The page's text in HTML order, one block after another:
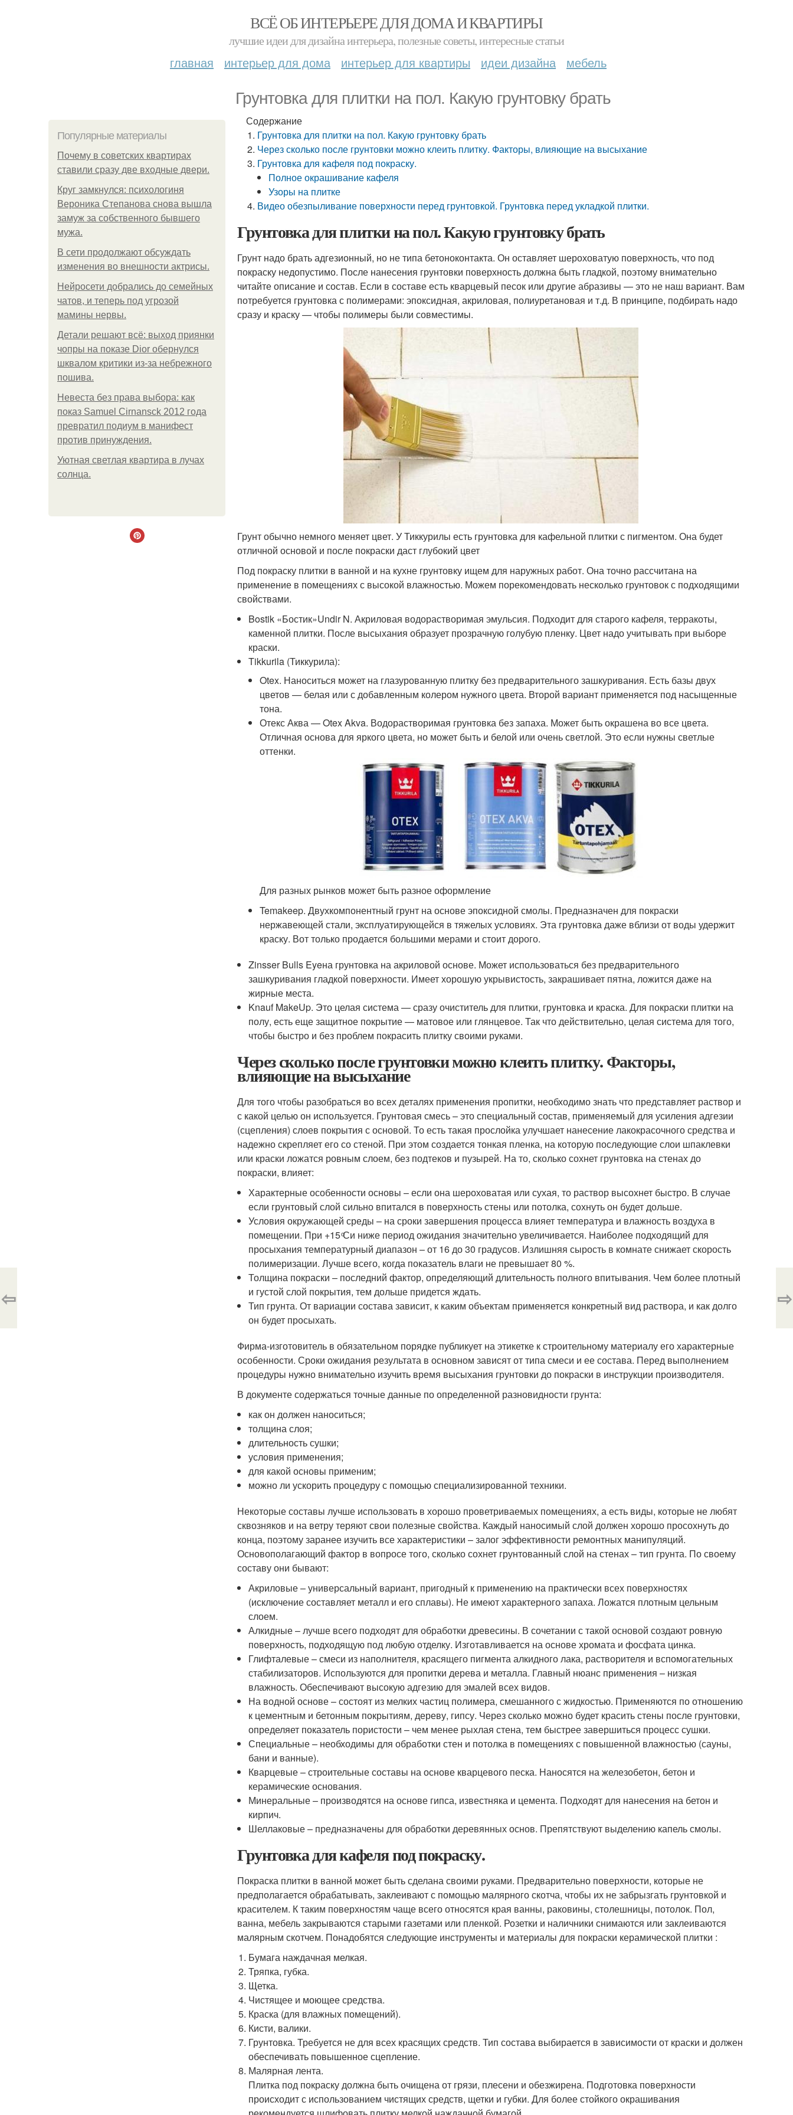
ВСЁ ОБ ИНТЕРЬЕРЕ ДЛЯ ДОМА И КВАРТИРЫ
лучшие идеи для дизайна интерьера, полезные советы, интересные статьи
главная интерьер для дома интерьер для квартиры идеи дизайна мебель
Грунтовка для плитки на пол. Какую грунтовку брать
Популярные материалы
Почему в советских квартирах
ставили сразу две входные двери.
Круг замкнулся: психологиня
Вероника Степанова снова вышла
замуж за собственного бывшего
мужа.
В сети продолжают обсуждать
изменения во внешности актрисы.
Нейросети добрались до семейных
чатов, и теперь под угрозой
мамины нервы.
Детали решают всё: выход приянки
чопры на показе Dior обернулся
шквалом критики из-за небрежного
пошива.
Невеста без права выбора: как
показ Samuel Cirnansck 2012 года
превратил подиум в манифест
против принуждения.
Уютная светлая квартира в лучах
солнца.
Содержание
Грунтовка для плитки на пол. Какую грунтовку брать
Через сколько после грунтовки можно клеить плитку. Факторы, влияющие на высыхание
Грунтовка для кафеля под покраску.
Полное окрашивание кафеля
Узоры на плитке
Видео обезпыливание поверхности перед грунтовкой. Грунтовка перед укладкой плитки.
Грунтовка для плитки на пол. Какую грунтовку брать
Грунт надо брать адгезионный, но не типа бетоноконтакта. Он оставляет шероховатую поверхность, что под
покраску недопустимо. После нанесения грунтовки поверхность должна быть гладкой, поэтому внимательно
читайте описание и состав. Если в составе есть кварцевый песок или другие абразивы — это не наш вариант. Вам
потребуется грунтовка с полимерами: эпоксидная, акриловая, полиуретановая и т.д. В принципе, подбирать надо
сразу и краску — чтобы полимеры были совместимы.
Грунт обычно немного меняет цвет. У Тиккурилы есть грунтовка для кафельной плитки с пигментом. Она будет
отличной основой и после покраски даст глубокий цвет
Под покраску плитки в ванной и на кухне грунтовку ищем для наружных работ. Она точно рассчитана на
применение в помещениях с высокой влажностью. Можем порекомендовать несколько грунтовок с подходящими
свойствами.
Bostik «Бостик»Undir N. Акриловая водорастворимая эмульсия. Подходит для старого кафеля, терракоты,
каменной плитки. После высыхания образует прозрачную голубую пленку. Цвет надо учитывать при выборе
краски.
Tikkurila (Тиккурила):
Otex. Наноситься может на глазурованную плитку без предварительного зашкуривания. Есть базы двух
цветов — белая или с добавленным колером нужного цвета. Второй вариант применяется под насыщенные
тона.
Отекс Аква — Otex Akva. Водорастворимая грунтовка без запаха. Может быть окрашена во все цвета.
Отличная основа для яркого цвета, но может быть и белой или очень светлой. Это если нужны светлые
оттенки.
Для разных рынков может быть разное оформление
Temakeep. Двухкомпонентный грунт на основе эпоксидной смолы. Предназначен для покраски
нержавеющей стали, эксплуатирующейся в тяжелых условиях. Эта грунтовка даже вблизи от воды удержит
краску. Вот только продается большими мерами и стоит дорого.
Zinsser Bulls Eyeна грунтовка на акриловой основе. Может использоваться без предварительного
зашкуривания гладкой поверхности. Имеет хорошую укрывистость, закрашивает пятна, ложится даже на
жирные места.
Knauf MakeUp. Это целая система — сразу очиститель для плитки, грунтовка и краска. Для покраски плитки на
полу, есть еще защитное покрытие — матовое или глянцевое. Так что действительно, целая система для того,
чтобы быстро и без проблем покрасить плитку своими руками.
Через сколько после грунтовки можно клеить плитку. Факторы,
влияющие на высыхание
Для того чтобы разобраться во всех деталях применения пропитки, необходимо знать что представляет раствор и
с какой целью он используется. Грунтовая смесь – это специальный состав, применяемый для усиления адгезии
(сцепления) слоев покрытия с основой. То есть такая прослойка улучшает нанесение лакокрасочного средства и
надежно скрепляет его со стеной. При этом создается тонкая пленка, на которую последующие слои шпаклевки
или краски ложатся ровным слоем, без подтеков и пузырей. На то, сколько сохнет грунтовка на стенах до
покраски, влияет:
Характерные особенности основы – если она шероховатая или сухая, то раствор высохнет быстро. В случае
если грунтовый слой сильно впитался в поверхность стены или потолка, сохнуть он будет дольше.
Условия окружающей среды – на сроки завершения процесса влияет температура и влажность воздуха в
помещении. При +15 ͦСи ниже период ожидания значительно увеличивается. Наиболее подходящий для
просыхания температурный диапазон – от 16 до 30 градусов. Излишняя сырость в комнате снижает скорость
полимеризации. Лучше всего, когда показатель влаги не превышает 80 %.
Толщина покраски – последний фактор, определяющий длительность полного впитывания. Чем более плотный
и густой слой покрытия, тем дольше придется ждать.
Тип грунта. От вариации состава зависит, к каким объектам применяется конкретный вид раствора, и как долго
он будет просыхать.
Фирма-изготовитель в обязательном порядке публикует на этикетке к строительному материалу его характерные
особенности. Сроки ожидания результата в основном зависят от типа смеси и ее состава. Перед выполнением
процедуры нужно внимательно изучить время высыхания грунтовки до покраски в инструкции производителя.
В документе содержаться точные данные по определенной разновидности грунта:
как он должен наноситься;
толщина слоя;
длительность сушки;
условия применения;
для какой основы применим;
можно ли ускорить процедуру с помощью специализированной техники.
Некоторые составы лучше использовать в хорошо проветриваемых помещениях, а есть виды, которые не любят
сквозняков и на ветру теряют свои полезные свойства. Каждый наносимый слой должен хорошо просохнуть до
конца, поэтому заранее изучить все характеристики – залог эффективности ремонтных манипуляций.
Основополагающий фактор в вопросе того, сколько сохнет грунтованный слой на стенах – тип грунта. По своему
составу они бывают:
Акриловые – универсальный вариант, пригодный к применению на практически всех поверхностях
(исключение составляет металл и его сплавы). Не имеют характерного запаха. Ложатся плотным цельным
слоем.
Алкидные – лучше всего подходят для обработки древесины. В сочетании с такой основой создают ровную
поверхность, подходящую под любую отделку. Изготавливается на основе хромата и фосфата цинка.
Глифталевые – смеси из наполнителя, красящего пигмента алкидного лака, растворителя и вспомогательных
стабилизаторов. Используются для пропитки дерева и металла. Главный нюанс применения – низкая
влажность. Обеспечивают высокую адгезию для эмалей всех видов.
На водной основе – состоят из мелких частиц полимера, смешанного с жидкостью. Применяются по отношению
к цементным и бетонным покрытиям, дереву, гипсу. Через сколько можно будет красить стены после грунтовки,
определяет показатель пористости – чем менее рыхлая стена, тем быстрее завершиться процесс сушки.
Специальные – необходимы для обработки стен и потолка в помещениях с повышенной влажностью (сауны,
бани и ванные).
Кварцевые – строительные составы на основе кварцевого песка. Наносятся на железобетон, бетон и
керамические основания.
Минеральные – производятся на основе гипса, известняка и цемента. Подходят для нанесения на бетон и
кирпич.
Шеллаковые – предназначены для обработки деревянных основ. Препятствуют выделению капель смолы.
Грунтовка для кафеля под покраску.
Покраска плитки в ванной может быть сделана своими руками. Предварительно поверхности, которые не
предполагается обрабатывать, заклеивают с помощью малярного скотча, чтобы их не забрызгать грунтовкой и
красителем. К таким поверхностям чаще всего относятся края ванны, раковины, столешницы, потолок. Пол,
ванна, мебель закрываются старыми газетами или пленкой. Розетки и наличники снимаются или заклеиваются
малярным скотчем. Понадобятся следующие инструменты и материалы для покраски керамической плитки :
Бумага наждачная мелкая.
Тряпка, губка.
Щетка.
Чистящее и моющее средства.
Краска (для влажных помещений).
Кисти, валики.
Грунтовка. Требуется не для всех красящих средств. Тип состава выбирается в зависимости от краски и должен
обеспечивать повышенное сцепление.
Малярная лента.
Плитка под покраску должна быть очищена от грязи, плесени и обезжирена. Подготовка поверхности
происходит с использованием чистящих средств, щетки и губки. Для более стойкого окрашивания
⇦ ⇨